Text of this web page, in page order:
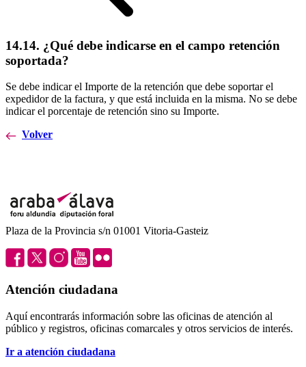
14.14. ¿Qué debe indicarse en el campo retención
soportada?
Se debe indicar el Importe de la retención que debe soportar el
expedidor de la factura, y que está incluida en la misma. No se debe
indicar el porcentaje de retención sino su Importe.
Volver
Plaza de la Provincia s/n 01001 Vitoria-Gasteiz
Atención ciudadana
Aquí encontrarás información sobre las oficinas de atención al
público y registros, oficinas comarcales y otros servicios de interés.
Ir a atención ciudadana